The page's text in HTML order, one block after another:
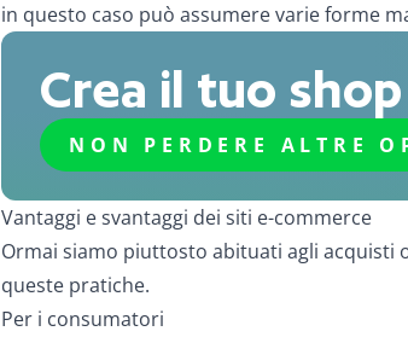
in questo caso può assumere varie forme
Crea il tuo
NON PERDERE ALTRE
Vantaggi e svantaggi dei siti e-commerce
Ormai siamo piuttosto abituati agli acquisti
queste pratiche.
Per i consumatori